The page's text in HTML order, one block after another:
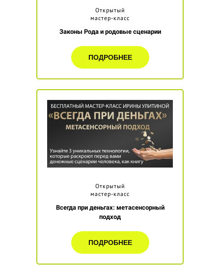
Открытый
мастер-класс
Законы Рода и родовые сценарии
ПОДРОБНЕЕ
Открытый
мастер-класс
Всегда при деньгах: метасенсорный
подход
ПОДРОБНЕЕ